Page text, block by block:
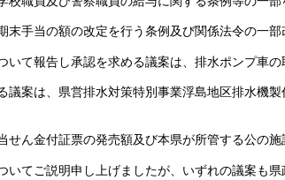
手当の額の改定を行う条例及び関係法令の一
て報告し承認を求める議案は、排水ポンプ車の
案は、県営排水対策特別事業浮島地区排水機
ん金付証票の発売額及び本県が所管する公の
てご説明申し上げましたが、いずれの議案も